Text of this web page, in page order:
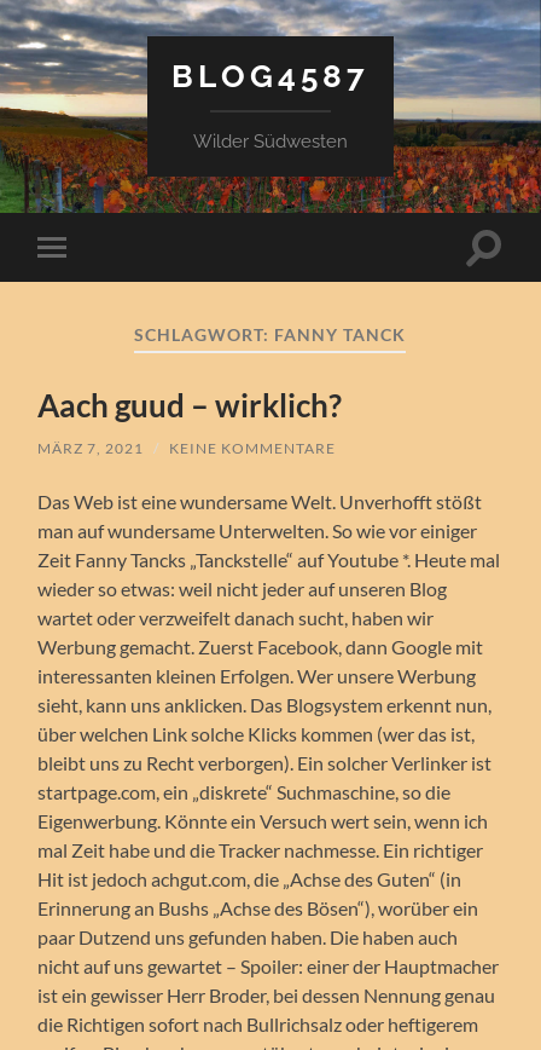
BLOG4587
Wilder Südwesten
Mobile-
Menü
SCHLAGWORT: FANNY TANCK
Aach guud – wirklich?
MÄRZ 7, 2021 / KEINE KOMMENTARE
Das Web ist eine wundersame Welt. Unverhofft stößt
man auf wundersame Unterwelten. So wie vor einiger
Zeit Fanny Tancks „Tanckstelle“ auf Youtube *. Heute mal
wieder so etwas: weil nicht jeder auf unseren Blog
wartet oder verzweifelt danach sucht, haben wir
Werbung gemacht. Zuerst Facebook, dann Google mit
interessanten kleinen Erfolgen. Wer unsere Werbung
sieht, kann uns anklicken. Das Blogsystem erkennt nun,
über welchen Link solche Klicks kommen (wer das ist,
bleibt uns zu Recht verborgen). Ein solcher Verlinker ist
startpage.com, ein „diskrete“ Suchmaschine, so die
Eigenwerbung. Könnte ein Versuch wert sein, wenn ich
mal Zeit habe und die Tracker nachmesse. Ein richtiger
Hit ist jedoch achgut.com, die „Achse des Guten“ (in
Erinnerung an Bushs „Achse des Bösen“), worüber ein
paar Dutzend uns gefunden haben. Die haben auch
nicht auf uns gewartet – Spoiler: einer der Hauptmacher
ist ein gewisser Herr Broder, bei dessen Nennung genau
die Richtigen sofort nach Bullrichsalz oder heftigerem